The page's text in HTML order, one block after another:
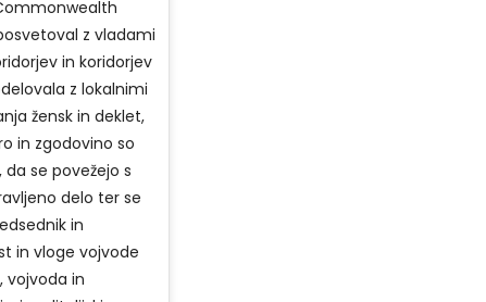
z vladami
in koridorjev
z lokalnimi
žensk in deklet,
in zgodovino so
da se povežejo s
delo ter se
in
in vloge vojvode
vojvoda in